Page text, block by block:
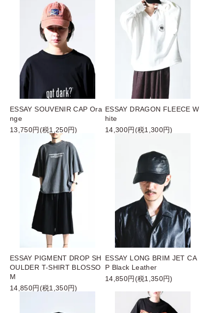
ESSAY SOUVENIR CAP Ora
nge
13,750円(税1,250円)
ESSAY DRAGON FLEECE W
hite
14,300円(税1,300円)
ESSAY PIGMENT DROP SH
OULDER T-SHIRT BLOSSO
M
14,850円(税1,350円)
ESSAY LONG BRIM JET CA
P Black Leather
14,850円(税1,350円)